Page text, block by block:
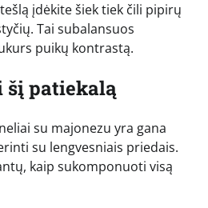
įdėkite šiek tiek čili pipirų
Tai subalansuos
puikų kontrastą.
šį patiekalą
su majonezu yra gana
su lengvesniais priedais.
kaip sukomponuoti visą